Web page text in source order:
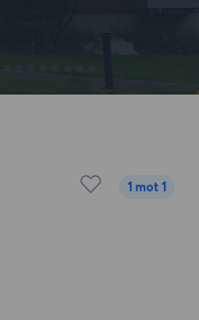
1 mot 1